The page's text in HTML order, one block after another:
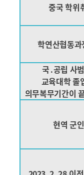
중국 학위
학연산협동
국․공립 사
교육대학 졸
의무복무기간이
현역 군